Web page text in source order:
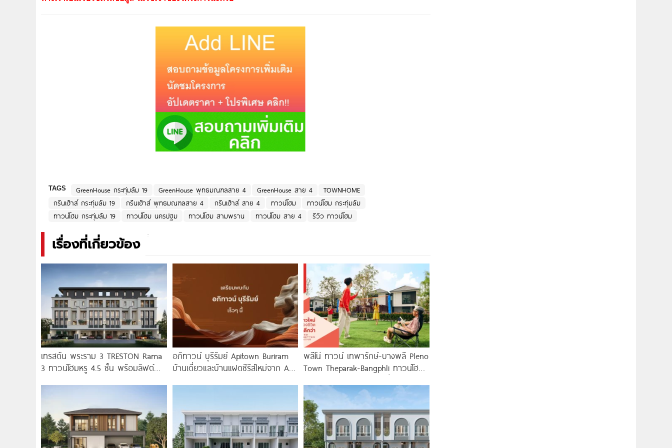
TAGS GreenHouse กระทุ่มล้ม 19 GreenHouse พุทธมณฑลสาย 4 GreenHouse สาย 4
TOWNHOME
กรีนเฮ้าส์ กระทุ่มล้ม 19
กรีนเฮ้าส์ พุทธมณฑลสาย 4 กรีนเฮ้าส์ สาย 4 ทาวน์โฮม
ทาวน์โฮม กระทุ่มล้ม
ทาวน์โฮม กระทุ่มล้ม 19
ทาวน์โฮม นครปฐม ทาวน์โฮม สามพราน ทาวน์โฮม สาย 4 รีวิว ทาวน์โฮม
เรื่องที่เกี่ยวข้อง
เทรสตัน พระราม 3 TRESTON Rama
3 ทาวน์โฮมหรู 4.5 ชั้น พร้อมลิฟต์
อภิทาวน์ บุรีรัมย์ Apitown Buriram
บ้านเดี่ยวและบ้านแฝดซีรีส์ใหม่จาก AP
พลีโน่ ทาวน์ เทพารักษ์-บางพลี Pleno
Town Theparak-Bangphli ทาวน์โฮม